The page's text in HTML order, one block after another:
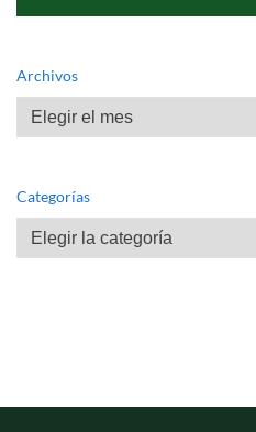
Archivos
Archivos
Categorías
Categorías